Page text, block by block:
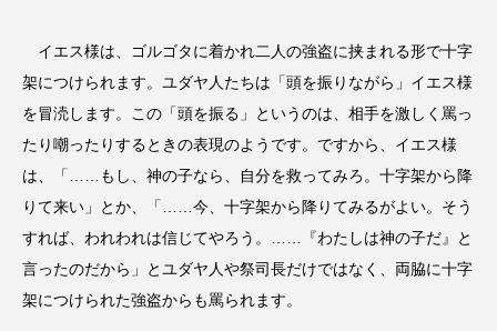
イエス様は、ゴルゴタに着かれ二人の強盗に挟まれる形で十字
架につけられます。ユダヤ人たちは「頭を振りながら」イエス様
を冒涜します。この「頭を振る」というのは、相手を激しく罵っ
たり嘲ったりするときの表現のようです。ですから、イエス様
は、「……もし、神の子なら、自分を救ってみろ。十字架から降
りて来い」とか、「……今、十字架から降りてみるがよい。そう
すれば、われわれは信じてやろう。……『わたしは神の子だ』と
言ったのだから」とユダヤ人や祭司長だけではなく、両脇に十字
架につけられた強盗からも罵られます。